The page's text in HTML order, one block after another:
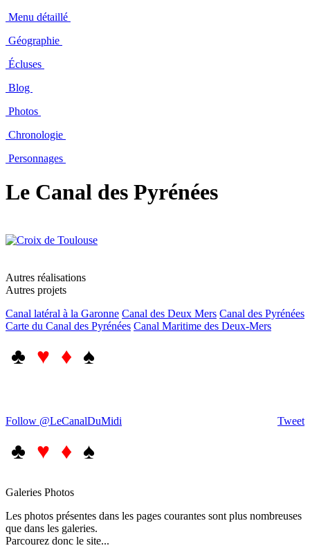
Menu détaillé
Géographie
Écluses
Blog
Photos
Chronologie
Personnages
Le Canal des Pyrénées
Autres réalisations
Autres projets
Canal latéral à la Garonne Canal des Deux Mers Canal des Pyrénées
Carte du Canal des Pyrénées Canal Maritime des Deux-Mers
♣ ♥ ♦ ♠
Tweet
Follow @LeCanalDuMidi
♣ ♥ ♦ ♠
Galeries Photos
Les photos présentes dans les pages courantes sont plus nombreuses
que dans les galeries.
Parcourez donc le site...